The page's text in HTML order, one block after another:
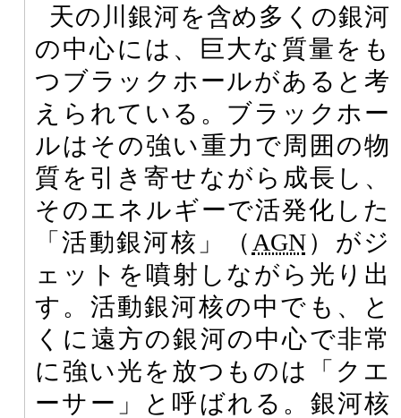
天の川銀河を含め多くの銀河
の中心には、巨大な質量をも
つブラックホールがあると考
えられている。ブラックホー
ルはその強い重力で周囲の物
質を引き寄せながら成長し、
そのエネルギーで活発化した
「活動銀河核」（ AGN）がジ
ェットを噴射しながら光り出
す。活動銀河核の中でも、と
くに遠方の銀河の中心で非常
に強い光を放つものは「クエ
ーサー」と呼ばれる。銀河核